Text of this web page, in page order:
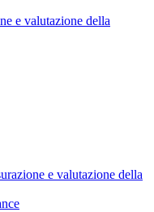
e valutazione della
e valutazione della